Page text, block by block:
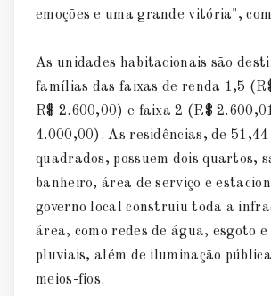
emoções e uma grande vitória",
As unidades habitacionais são
famílias das faixas de renda 1,5
R$ 2.600,00) e faixa 2 (R$
4.000,00). As residências, de
quadrados, possuem dois quartos,
banheiro, área de serviço e
governo local construiu toda a
área, como redes de água, esgoto e
pluviais, além de iluminação
meios-fios.